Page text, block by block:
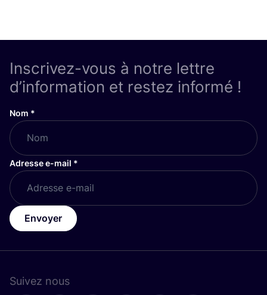
Inscrivez-vous à notre lettre
d’information et restez informé !
Nom *
Adresse e-mail *
Envoyer
Suivez nous